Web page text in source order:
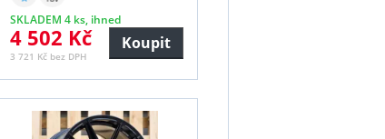
SKLADEM 4 ks, ihned
4 502 Kč
3 721 Kč bez DPH
Koupit